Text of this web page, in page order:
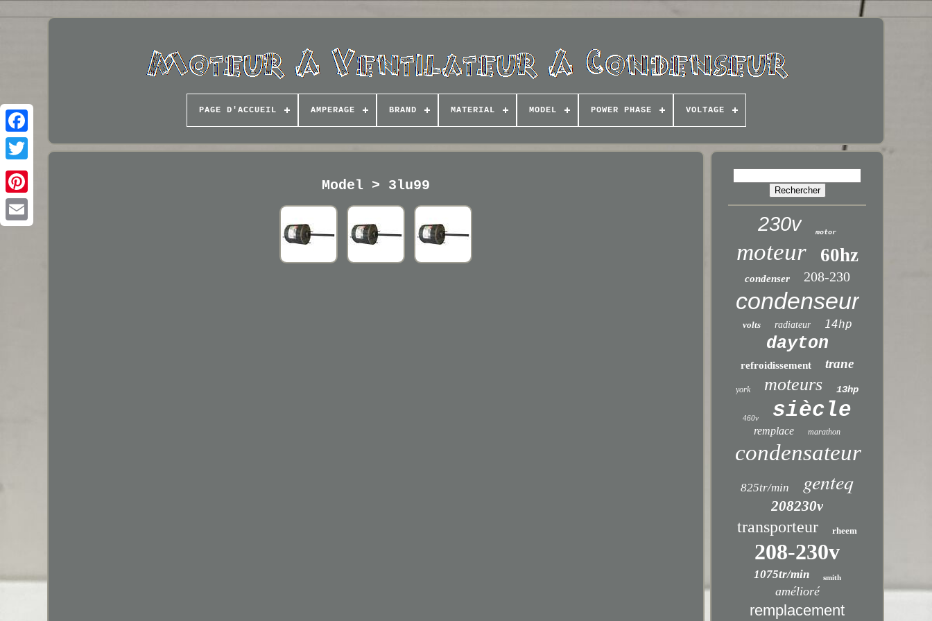
PAGE D'ACCUEIL AMPERAGE BRAND MATERIAL MODEL POWER PHASE VOLTAGE
Model > 3lu99
230v motor
moteur 60hz
condenser 208-230
condenseur
volts radiateur 14hp
dayton
refroidissement trane
york moteurs 13hp
460v siècle
remplace marathon
condensateur
825tr/min genteq
208230v
transporteur rheem
208-230v
1075tr/min smith
amélioré
remplacement